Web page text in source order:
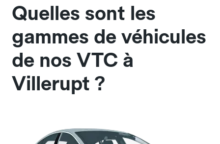
Quelles sont les
gammes de véhicules
de nos VTC à
Villerupt ?